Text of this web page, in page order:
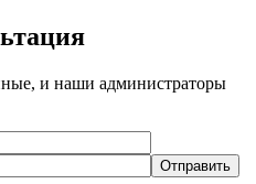
и наши администраторы